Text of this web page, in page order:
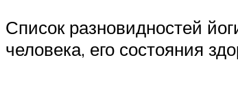
Список разновидностей
человека, его состояния